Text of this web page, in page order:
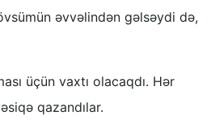
əvvəlindən gəlsəydi də,
üçün vaxtı olacaqdı. Hər
qazandılar.